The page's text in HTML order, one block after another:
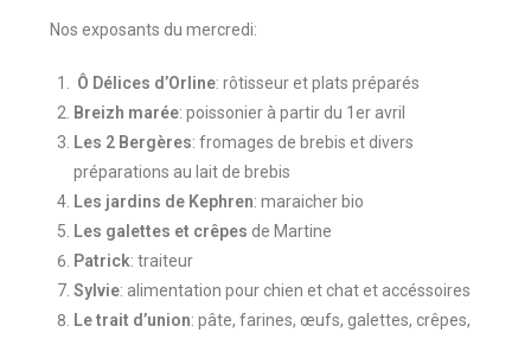
Nos exposants du mercredi:
Ô Délices d’Orline: rôtisseur et plats préparés
Breizh marée: poissonier à partir du 1er avril
Les 2 Bergères: fromages de brebis et divers
préparations au lait de brebis
Les jardins de Kephren: maraicher bio
Les galettes et crêpes de Martine
Patrick: traiteur
Sylvie: alimentation pour chien et chat et accéssoires
Le trait d’union: pâte, farines, œufs, galettes, crêpes,